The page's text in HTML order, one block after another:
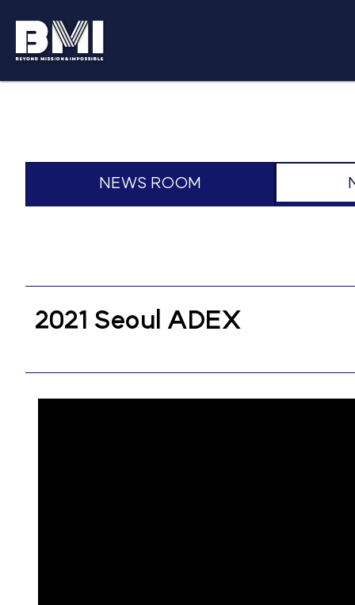
News Room
NEWS ROOM
2021 Seoul ADEX